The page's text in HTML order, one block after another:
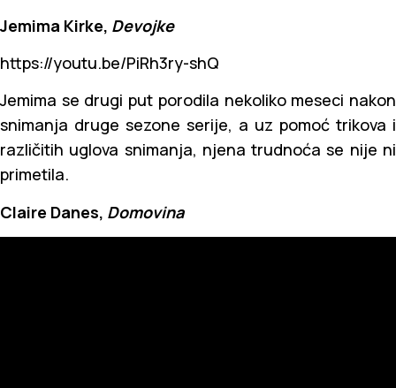
Jemima Kirke, Devojke
https://youtu.be/PiRh3ry-shQ
Jemima se drugi put porodila nekoliko meseci nakon
snimanja druge sezone serije, a uz pomoć trikova i
različitih uglova snimanja, njena trudnoća se nije ni
primetila.
Claire Danes, Domovina